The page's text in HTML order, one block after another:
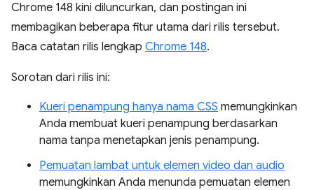
Chrome 148 kini diluncurkan, dan postingan ini
membagikan beberapa fitur utama dari rilis tersebut.
Baca catatan rilis lengkap Chrome 148.
Sorotan dari rilis ini:
Kueri penampung hanya nama CSS memungkinkan
Anda membuat kueri penampung berdasarkan
nama tanpa menetapkan jenis penampung.
Pemuatan lambat untuk elemen video dan audio
memungkinkan Anda menunda pemuatan elemen